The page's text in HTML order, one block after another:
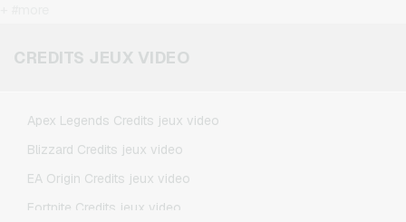
Kennzeichengenerator Cartes cadeaux
CREDITS JEUX VIDEO
Apex Legends Credits jeux video
Blizzard Credits jeux video
EA Origin Credits jeux video
Fortnite Credits jeux video